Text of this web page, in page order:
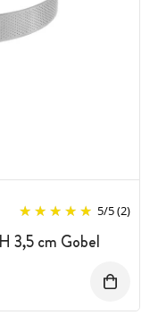
5/5(2)
3,5 cm Gobel